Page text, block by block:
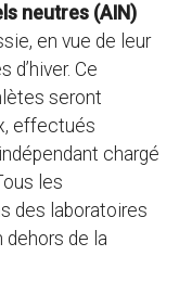
neutres (AIN)
en vue de leur
Ce
seront
effectués
chargé
les
des laboratoires
dehors de la